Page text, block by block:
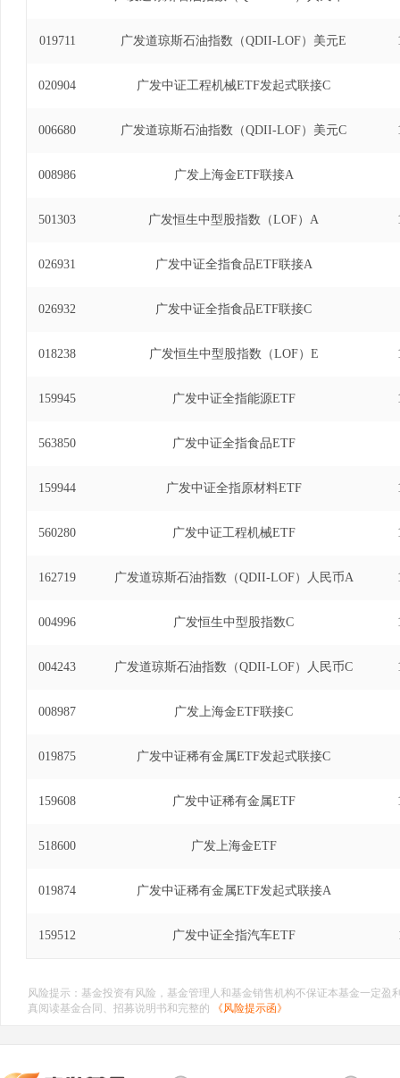
019711 广发道琼斯石油指数（QDII-LOF）美元E
020904 广发中证工程机械ETF发起式联接C
006680 广发道琼斯石油指数（QDII-LOF）美元C
008986 广发上海金ETF联接A
501303 广发恒生中型股指数（LOF）A
026931 广发中证全指食品ETF联接A
026932 广发中证全指食品ETF联接C
018238 广发恒生中型股指数（LOF）E
159945 广发中证全指能源ETF
563850 广发中证全指食品ETF
159944 广发中证全指原材料ETF
560280 广发中证工程机械ETF
162719 广发道琼斯石油指数（QDII-LOF）人民币A
004996 广发恒生中型股指数C
004243 广发道琼斯石油指数（QDII-LOF）人民币C
008987 广发上海金ETF联接C
019875 广发中证稀有金属ETF发起式联接C
159608 广发中证稀有金属ETF
518600 广发上海金ETF
019874 广发中证稀有金属ETF发起式联接A
159512 广发中证全指汽车ETF
风险提示：基金投资有风险，基金管理人和基金销售机构不保证本基金一定
真阅读基金合同、招募说明书和完整的
《风险提示函》